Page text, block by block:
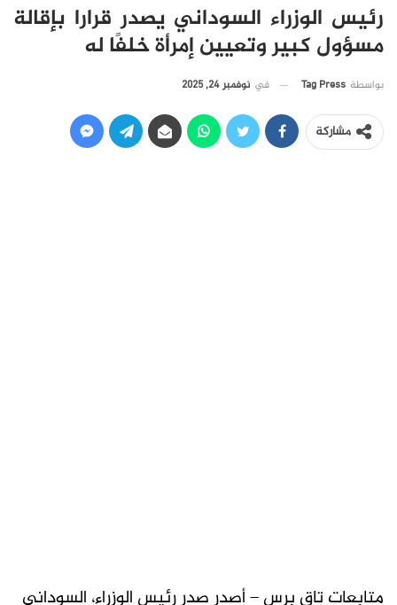
رئيس الوزراء السوداني يصدر قرارا بإقالة
مسؤول كبير وتعيين إمرأة خلفًا له
بواسطة Tag Press في نوفمبر 24, 2025
مشاركة
متابعات تاق برس – أصدر صدر رئيس الوزراء، السوداني